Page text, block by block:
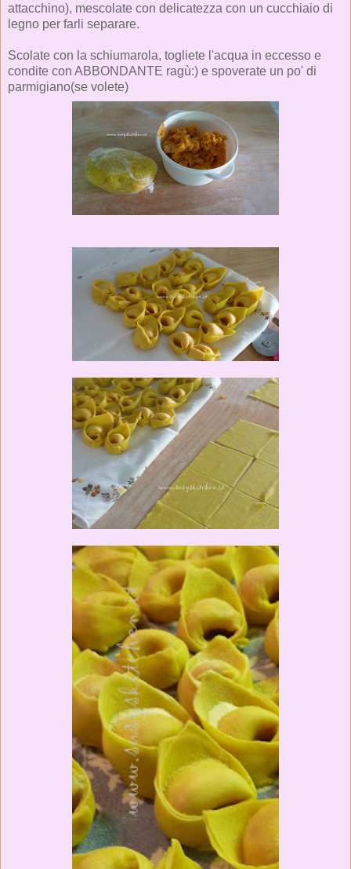
attacchino), mescolate con delicatezza con un cucchiaio di
legno per farli separare.
Scolate con la schiumarola, togliete l'acqua in eccesso e
condite con ABBONDANTE ragù:) e spoverate un po' di
parmigiano(se volete)